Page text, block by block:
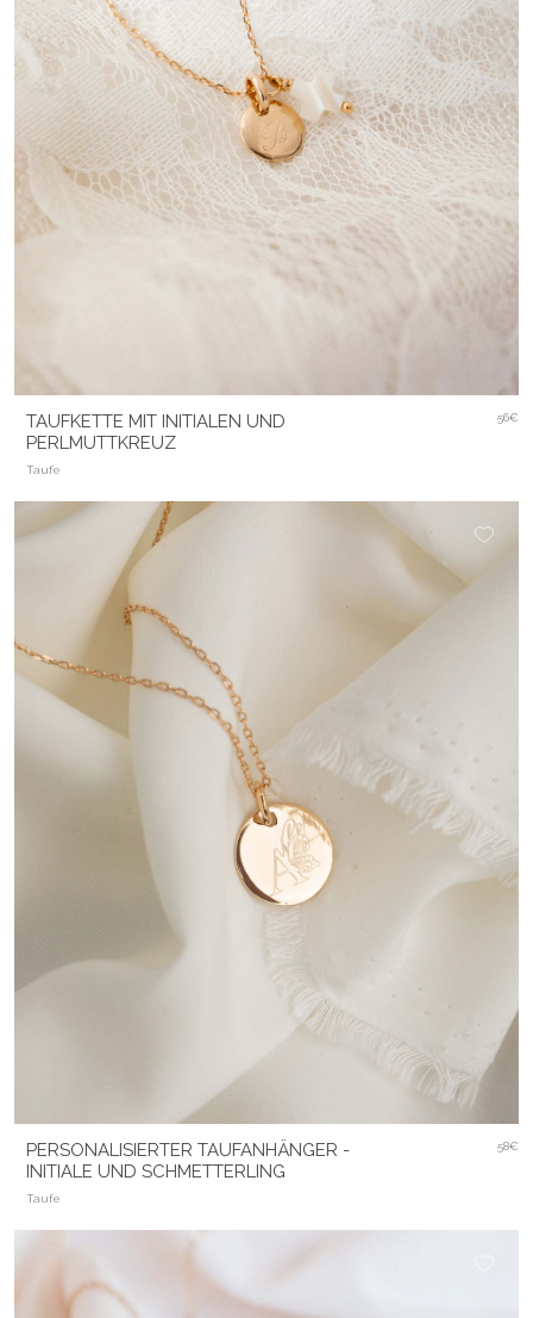
TAUFKETTE MIT INITIALEN UND
PERLMUTTKREUZ
Taufe
56€
PERSONALISIERTER TAUFANHÄNGER -
INITIALE UND SCHMETTERLING
Taufe
58€